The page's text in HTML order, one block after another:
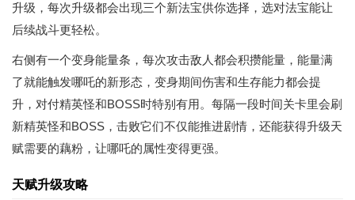
升级，每次升级都会出现三个新法宝供你选择，选对法宝能让
后续战斗更轻松。
右侧有一个变身能量条，每次攻击敌人都会积攒能量，能量满
了就能触发哪吒的新形态，变身期间伤害和生存能力都会提
升，对付精英怪和BOSS时特别有用。每隔一段时间关卡里会刷
新精英怪和BOSS，击败它们不仅能推进剧情，还能获得升级天
赋需要的藕粉，让哪吒的属性变得更强。
天赋升级攻略